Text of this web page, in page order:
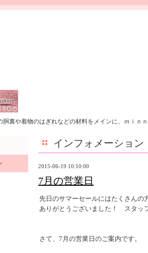
胴裏や着物のはぎれなどの材料をメインに、ｍｉｎ
インフォメーション
2015-06-19 10:10:00
7月の営業日
先日のサマーセールにはたくさんの
ありがとうございました！ スタッ
さて、7月の営業日のご案内です。